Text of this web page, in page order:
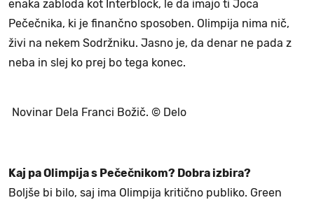
enaka zabloda kot Interblock, le da imajo ti Joca
Pečečnika, ki je finančno sposoben. Olimpija nima nič,
živi na nekem Sodržniku. Jasno je, da denar ne pada z
neba in slej ko prej bo tega konec.
Novinar Dela Franci Božič. © Delo
Kaj pa Olimpija s Pečečnikom? Dobra izbira?
Boljše bi bilo, saj ima Olimpija kritično publiko. Green